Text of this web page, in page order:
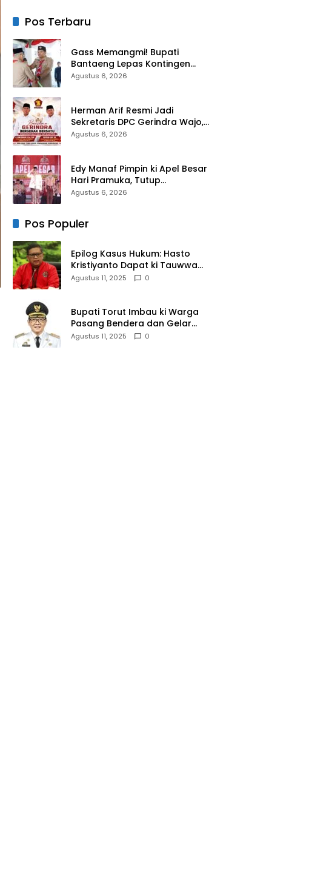
Royong
Bersama
Warga Demi
Kemudahan
Petani
Awak Media
Kemitraan
yang
Harmonis
Bantuan
Sembako di
Pos Terbaru
Gass Memangmi! Bupati
Bantaeng Lepas Kontingen
Pramuka Jambore Nasional XII
Agustus 6, 2026
Herman Arif Resmi Jadi
Sekretaris DPC Gerindra Wajo,
Siap Perkuat Konsolidasi Partai
Agustus 6, 2026
Edy Manaf Pimpin ki Apel Besar
Hari Pramuka, Tutup
Perkemahan Gantarang dan
Agustus 6, 2026
Pos Populer
Epilog Kasus Hukum: Hasto
Kristiyanto Dapat ki Tauwwa
Amnesti Presiden
Agustus 11, 2025 0
Bupati Torut Imbau ki Warga
Pasang Bendera dan Gelar
Lomba 17 Agustus
Agustus 11, 2025 0